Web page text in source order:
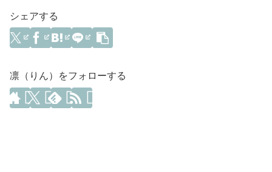
シェアする
凛（りん）をフォローする